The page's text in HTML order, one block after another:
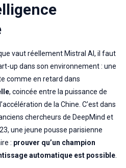
vaut réellement Mistral AI, il faut
up dans son environnement : une
comme en retard dans
, coincée entre la puissance de
de la Chine. C’est dans
chercheurs de DeepMind et
une jeune pousse parisienne
: prouver qu’un champion
automatique est possible.